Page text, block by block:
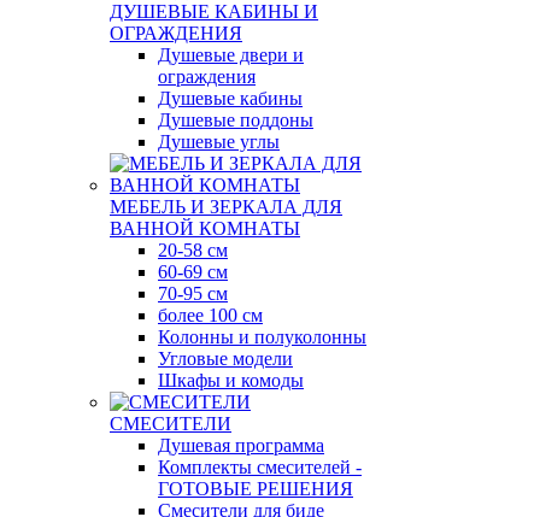
ДУШЕВЫЕ КАБИНЫ И
ОГРАЖДЕНИЯ
Душевые двери и
ограждения
Душевые кабины
Душевые поддоны
Душевые углы
МЕБЕЛЬ И ЗЕРКАЛА ДЛЯ
ВАННОЙ КОМНАТЫ
20-58 см
60-69 см
70-95 см
более 100 см
Колонны и полуколонны
Угловые модели
Шкафы и комоды
СМЕСИТЕЛИ
Душевая программа
Комплекты смесителей -
ГОТОВЫЕ РЕШЕНИЯ
Смесители для биде